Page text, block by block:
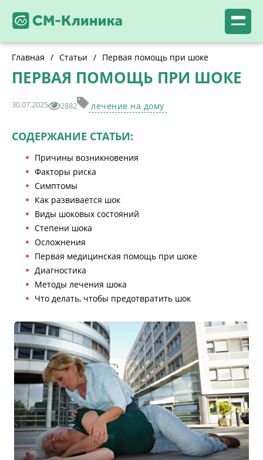
Главная / Статьи / Первая помощь при шоке
ПЕРВАЯ ПОМОЩЬ ПРИ ШОКЕ
30.07.2025 2882 лечение на дому
СОДЕРЖАНИЕ СТАТЬИ:
Причины возникновения
Факторы риска
Симптомы
Как развивается шок
Виды шоковых состояний
Степени шока
Осложнения
Первая медицинская помощь при шоке
Диагностика
Методы лечения шока
Что делать, чтобы предотвратить шок